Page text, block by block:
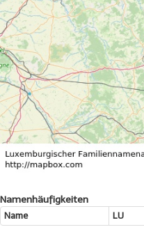
Namenhäufigkeiten
Name LU